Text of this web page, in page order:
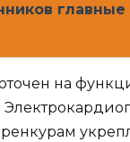
главные
на